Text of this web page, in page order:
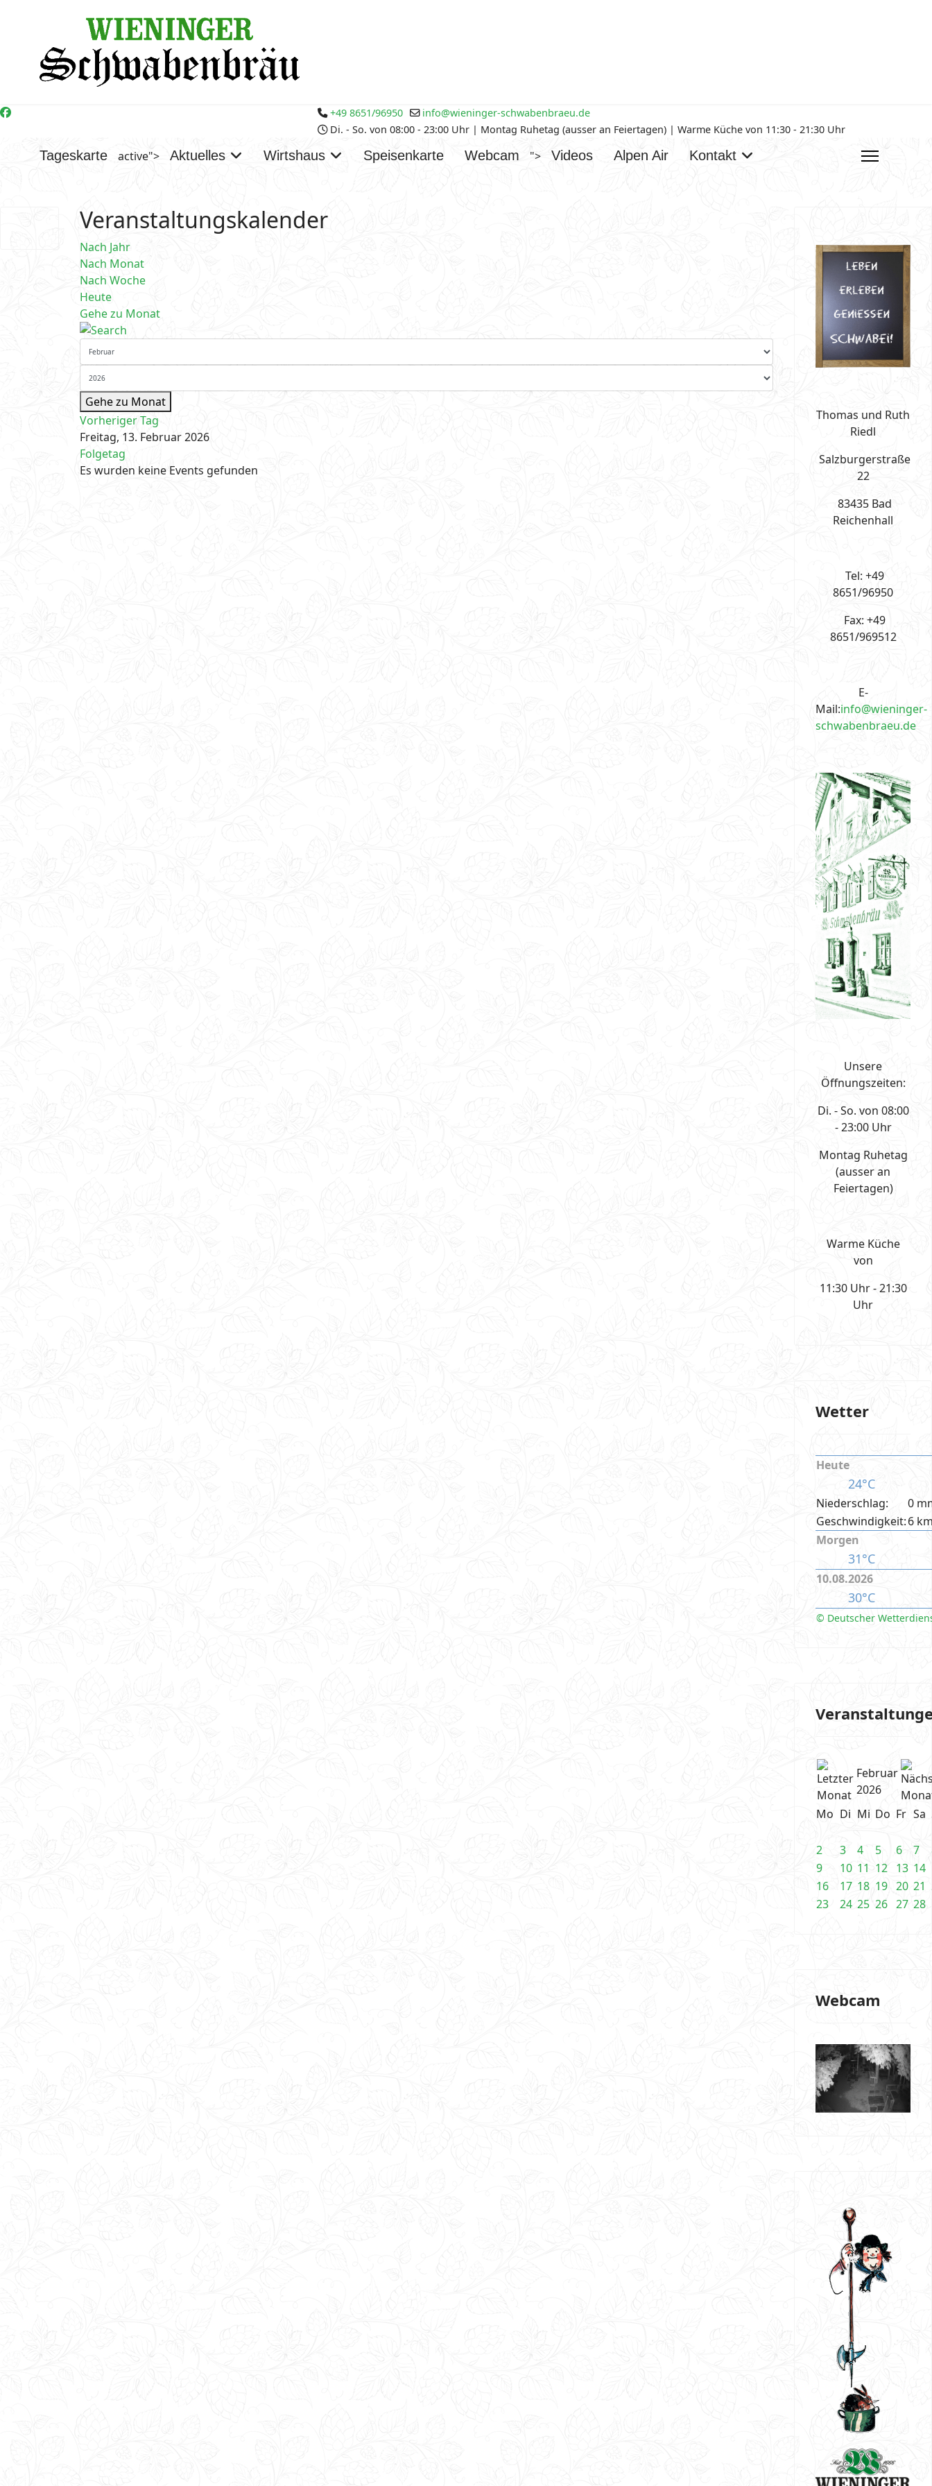
Tageskarte active"> Aktuelles Wirtshaus Speisenkarte Webcam "> Videos Alpen Air Kontakt
+49 8651/96950
info@wieninger-schwabenbraeu.de
Di. - So. von 08:00 - 23:00 Uhr | Montag Ruhetag (ausser an Feiertagen) | Warme Küche von 11:30 - 21:30 Uhr
Veranstaltungskalender
Nach Jahr
Nach Monat
Nach Woche
Heute
Gehe zu Monat
Gehe zu Monat
Vorheriger Tag
Freitag, 13. Februar 2026
Folgetag
Es wurden keine Events gefunden
Thomas und Ruth
Riedl
Salzburgerstraße
22
83435 Bad
Reichenhall
Tel: +49
8651/96950
Fax: +49
8651/969512
E-
Mail:info@wieninger-
schwabenbraeu.de
Unsere
Öffnungszeiten:
Di. - So. von 08:00
- 23:00 Uhr
Montag Ruhetag
(ausser an
Feiertagen)
Warme Küche
von
11:30 Uhr - 21:30
Uhr
Wetter
Heute
24°C
Niederschlag:
0
Geschwindigkeit:6
Morgen
31°C
10.08.2026
30°C
© Deutscher
Februar
2026
Mo Di Mi Do Fr Sa
2
3 4 5 6 7
9
10 11 12 13 14
16
17 18 19 20 21
23
24 25 26 27 28
Webcam